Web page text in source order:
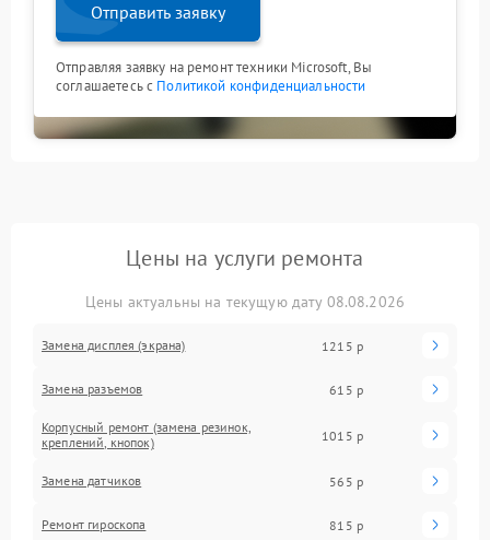
Отправить заявку
Отправляя заявку на ремонт техники Microsoft, Вы
соглашаетесь с Политикой конфиденциальности
Цены на услуги ремонта
Цены актуальны на текущую дату 08.08.2026
Замена дисплея (экрана) 1215 р
Замена разъемов 615 р
Корпусный ремонт (замена резинок,
креплений, кнопок)
1015 р
Замена датчиков 565 р
Ремонт гироскопа 815 р